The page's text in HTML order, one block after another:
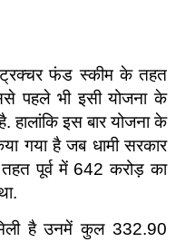
फंड स्कीम के तहत
पहले भी इसी योजना के
हालांकि इस बार योजना के
गया है जब धामी सरकार
पूर्व में 642 करोड़ का
है उनमें कुल 332.90